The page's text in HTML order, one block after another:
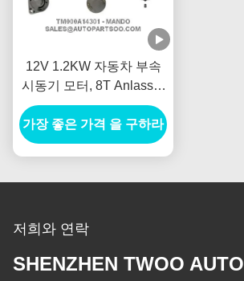
12V 1.2KW 자동차 부속
시동기 모터, 8T Anlasser
전차 시동기
가장 좋은 가격 을 구하라
저희와 연락
SHENZHEN TWOO AUTO